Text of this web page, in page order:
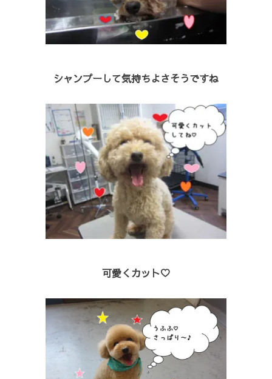
シャンプーして気持ちよさそうですね
可愛くカット♡